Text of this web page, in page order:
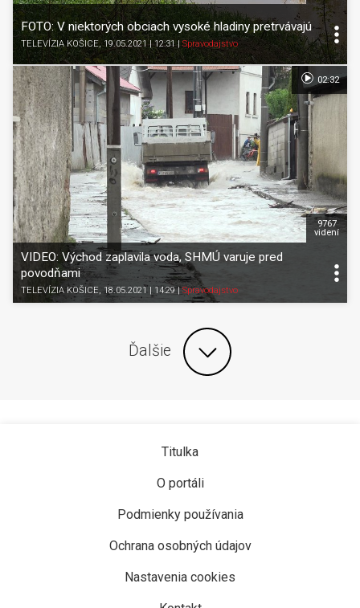
FOTO: V niektorých obciach vysoké hladiny pretrvávajú
TELEVÍZIA KOŠICE, 19.05.2021 | 12:31 |Spravodajstvo
VIDEO: Východ zaplavila voda, SHMÚ varuje pred
povodňami
TELEVÍZIA KOŠICE, 18.05.2021 | 14:29|Spravodajstvo
9767
videní
02:32
Ďalšie
Titulka
O portáli
Podmienky používania
Ochrana osobných údajov
Nastavenia cookies